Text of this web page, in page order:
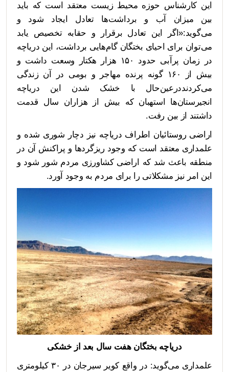
این کارشناس حوزه محیط زیست معتقد است که باید
بین میزان آب و برداشت‌ها تعادل ایجاد شود و
می‌گوید:«اگر این تعادل برقرار و حقابه تخصیص یابد
می‌توان برای احیای بختگان گام‌هایی برداشت، این دریاچه
در زمان پرآبی حدود ۱۵۰ هزار هکتار وسعت داشت و
بیش از ۱۶۰ گونه پرنده مهاجر و بومی در آن زندگی
می‌کردنددرعین‌حال با خشک شدن این دریاچه
انجیرستان‌ها استهبان که بیش از هزاران سال قدمت
داشتند از بین رفت.
اراضی روستائیان اطراف دریاچه نیز دچار شوری شده و
علمداری معتقد است که وجود ریزگردها و پراکنش آن در
منطقه باعث شد که اراضی کشاورزی مردم شور شود و
این امر نیز مشکلاتی را برای مردم به وجود آورد.
دریاچه بختگان هفت سال بعد از خشکی
علمداری می‌گوید: در واقع کویر سیرجان در ۳۰ کیلومتری